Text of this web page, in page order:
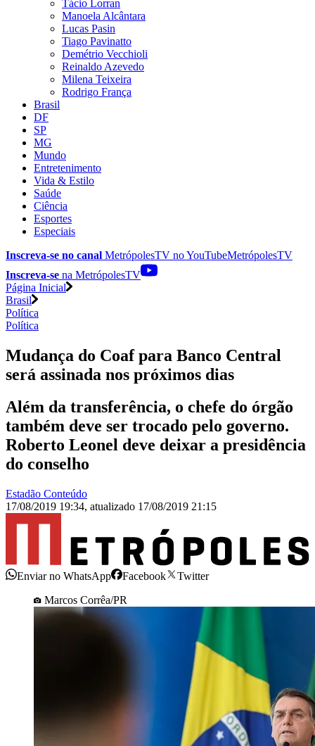
Tácio Lorran
Manoela Alcântara
Lucas Pasin
Tiago Pavinatto
Demétrio Vecchioli
Reinaldo Azevedo
Milena Teixeira
Rodrigo França
Brasil
DF
SP
MG
Mundo
Entretenimento
Vida & Estilo
Saúde
Ciência
Esportes
Especiais
Inscreva-se no canal MetrópolesTV noYouTubeMetrópolesTV
Inscreva-se na MetrópolesTV
Página Inicial
Brasil
Política
Política
Mudança do Coaf para Banco Central
será assinada nos próximos dias
Além da transferência, o chefe do órgão
também deve ser trocado pelo governo.
Roberto Leonel deve deixar a presidência
do conselho
Estadão Conteúdo
17/08/2019 19:34, atualizado 17/08/2019 21:15
Enviar no WhatsApp Facebook
Twitter
Marcos Corrêa/PR